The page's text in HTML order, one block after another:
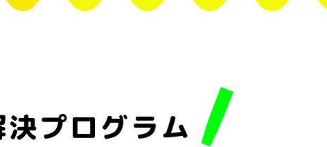
決プログラム